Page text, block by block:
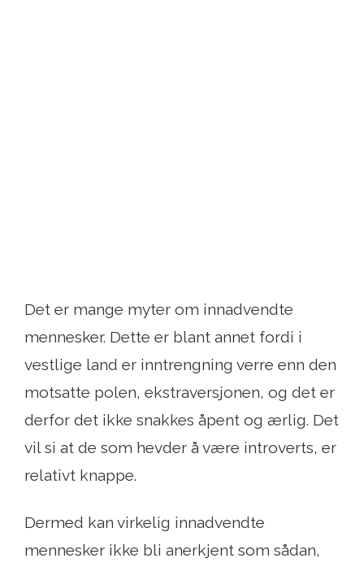
Det er mange myter om innadvendte
mennesker. Dette er blant annet fordi i
vestlige land er inntrengning verre enn den
motsatte polen, ekstraversjonen, og det er
derfor det ikke snakkes åpent og ærlig. Det
vil si at de som hevder å være introverts, er
relativt knappe.
Dermed kan virkelig innadvendte
mennesker ikke bli anerkjent som sådan,